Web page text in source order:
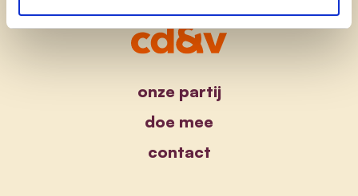
onze partij
doe mee
contact